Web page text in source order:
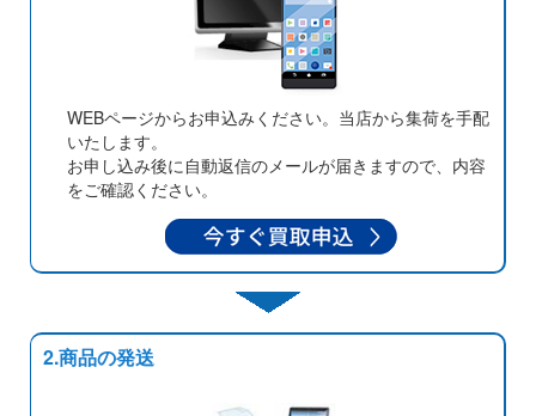
WEBページからお申込みください。当店から集荷を手配
いたします。
お申し込み後に自動返信のメールが届きますので、内容
をご確認ください。
2.商品の発送